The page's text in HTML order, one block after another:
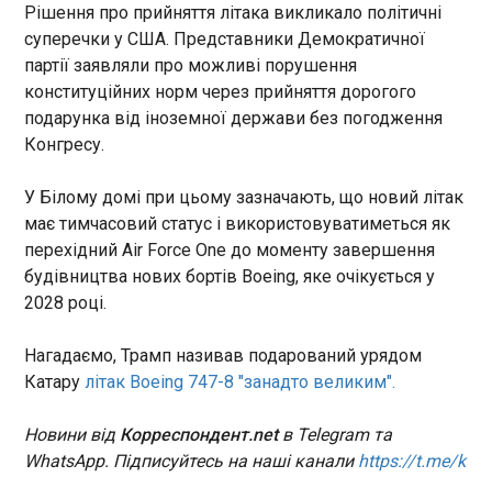
Полісся втратило Гуцуляка: гравець
оголосив про відхід у соцмережах
19:54:52
Вінгер Полісся Олексій Гуцуляк припинив
виступи за команду "вовків", залишивши про це
повідомлення у соцмережах. Із розміщеного у
зрозуміло, що футболіст сказав "до побачення"
житомирянам, показавши тим самим, що більше
не братиме участі у футбольних іграх УПЛ у
футболці житомирського клубу. Цікаво, що
Полісся наразі взагалі ніяк не повідомляло про
те, що Гуцуляк справді пішов із команди. У
команді "вовків" у 2024 році. Гравець тоді
погодився на контракт на два роки. Вінгер
зіграних за цей час матчів закріпив за собою
лідерство. Інформації про відхід вінгера від
житомирян, що з'явилася нинішнім літом,
ЧИТАТЬ
Зеленський про відносини з Польщею:
труднощі є, але вони є між багатьма країнами
Рішення про прийняття літака викликало політичні
суперечки у США. Представники Демократичної
партії заявляли про можливі порушення
конституційних норм через прийняття дорогого
подарунка від іноземної держави без погодження
Конгресу.
У Білому домі при цьому зазначають, що новий літак
має тимчасовий статус і використовуватиметься як
перехідний Air Force One до моменту завершення
будівництва нових бортів Boeing, яке очікується у
2028 році.
Нагадаємо, Трамп називав подарований урядом
Катарулітак Boeing 747-8 "занадто великим".
Новини від Корреспондент.netв Telegram та
WhatsApp. Підписуйтесь на наші канали https://t.me/k